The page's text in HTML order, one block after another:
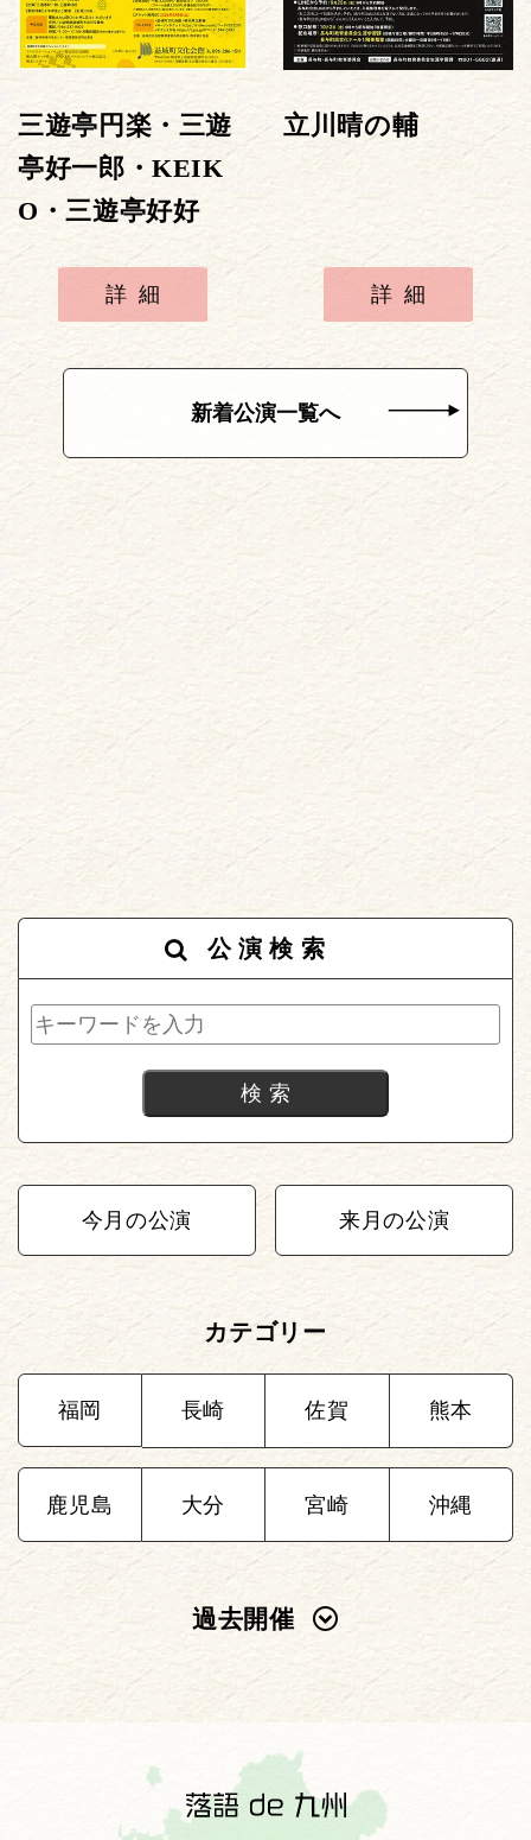
三遊亭円楽・三遊
亭好一郎・KEIK
O・三遊亭好好
詳細
立川晴の輔
詳細
新着公演一覧へ
公演検索
今月の公演 来月の公演
カテゴリー
福岡 長崎 佐賀 熊本
鹿児島 大分 宮崎 沖縄
過去開催
2022年